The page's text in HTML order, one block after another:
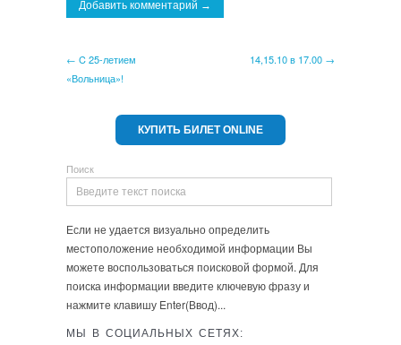
← C 25-летием
«Вольница»!
14,15.10 в 17.00 →
КУПИТЬ БИЛЕТ ONLINE
Поиск
Если не удается визуально определить
местоположение необходимой информации Вы
можете воспользоваться поисковой формой. Для
поиска информации введите ключевую фразу и
нажмите клавишу Enter(Ввод)...
МЫ В СОЦИАЛЬНЫХ СЕТЯХ: